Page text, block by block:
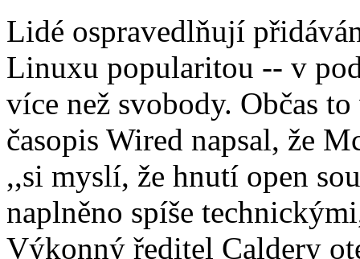
Lidé ospravedlňují
Linuxu popularitou -- v
více než svobody. Občas
časopis Wired napsal, že
,,si myslí, že hnutí open
naplněno spíše
Výkonný ředitel Caldery